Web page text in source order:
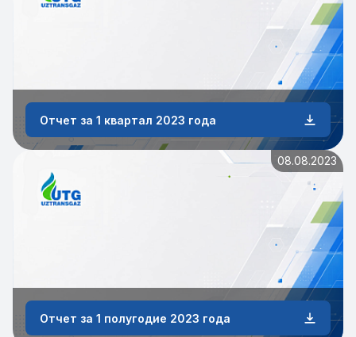
Отчет за 1 квартал 2023 года
08.08.2023
Отчет за 1 полугодие 2023 года